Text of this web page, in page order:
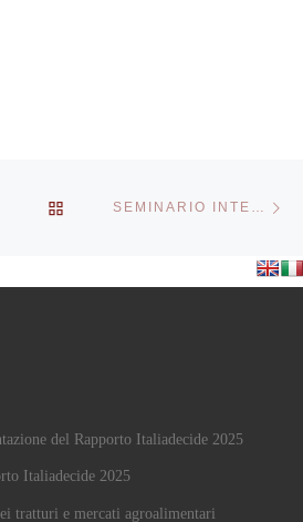
RITORNA ALLA LISTASEMINARIO INTERNAZIONALE ITALIA/BRASILE NUOVI PARADIGMI E NUOVI MODELLI DI AZIONE: DAL GLOBALE AL LOCALE E RITORNO
del Rapporto Italiadecide 2025
Italiadecide 2025
tratturi e mercati agroalimentari